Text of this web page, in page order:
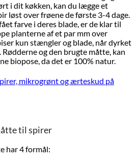
i dit køkken, kan du lægge et
løst over frøene de første 3-4 dage.
farve i deres blade, er de klar til
planterne af et par mm over
kun stængler og blade, når dyrket
Rødderne og den brugte måtte, kan
biopose, da det er 100% natur.
mikrogrønt og ærteskud på
til spirer
har 4 formål: